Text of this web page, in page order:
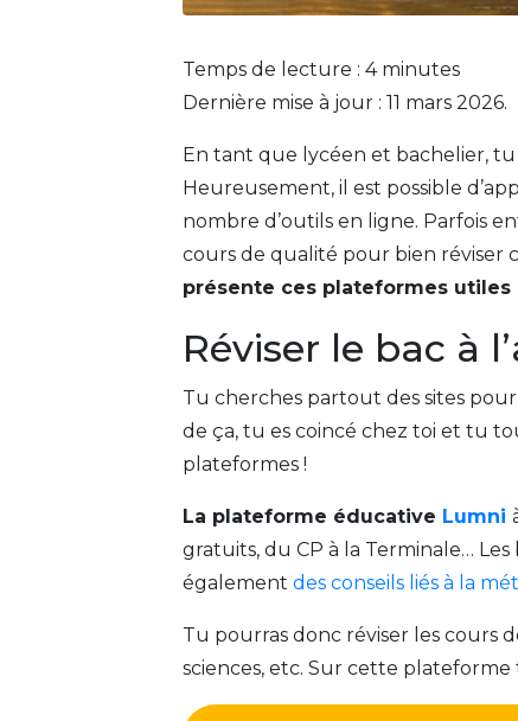
Temps de lecture :4 minutes
Dernière mise à jour : 11 mars 2026.
En tant que lycéen et bachelier,
Heureusement, il est possible
nombre d’outils en ligne. Parfois
cours de qualité pour bien réviser
présente ces plateformes utiles
Réviser le bac à
Tu cherches partout des sites
de ça, tu es coincé chez toi et tu
plateformes !
La plateforme éducative Lumni
gratuits, du CP à la Terminale…
égalementdes conseils liés à la
Tu pourras donc réviser les cours
sciences, etc. Sur cette